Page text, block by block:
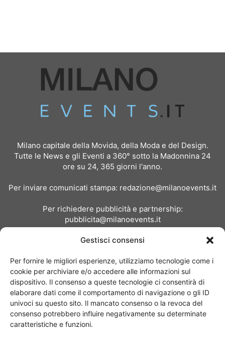
Gestisci consensi
Per fornire le migliori esperienze, utilizziamo tecnologie come i
cookie per archiviare e/o accedere alle informazioni sul
dispositivo. Il consenso a queste tecnologie ci consentirà di
elaborare dati come il comportamento di navigazione o gli ID
univoci su questo sito. Il mancato consenso o la revoca del
consenso potrebbero influire negativamente su determinate
caratteristiche e funzioni.
Milano capitale della Movida, della Moda e del Design.
Tutte le News e gli Eventi a 360° sotto la Madonnina 24
ore su 24, 365 giorni l'anno.
Per inviare comunicati stampa: redazione@milanoevents.it
Per richiedere pubblicità e partnership:
pubblicita@milanoevents.it
Chi siamo I Nostri Clienti